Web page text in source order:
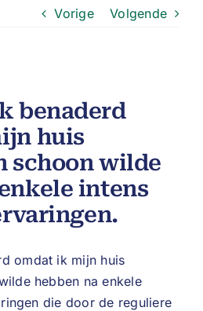
Vorige Volgende
benaderd
huis
schoon wilde
intens
omdat ik mijn huis
hebben na enkele
die door de reguliere